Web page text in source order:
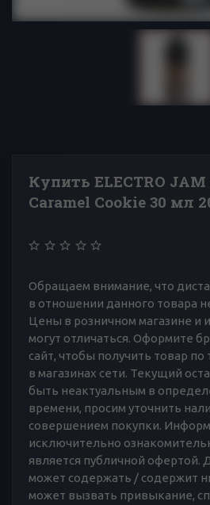
Купить ELECTRO JAM
Caramel Cookie 30 мл
Обращаем внимание, что
в отношении данного товара
Цены в розничном магазине и
могут отличаться. Оформите
сайт, чтобы получить товар
в магазинах сети. Текущий
быть неактуальным в
времени, просим уточнить
совершением покупки.
исключительно
является публичной офертой.
может содержать / содержит
может вызвать привыкание,